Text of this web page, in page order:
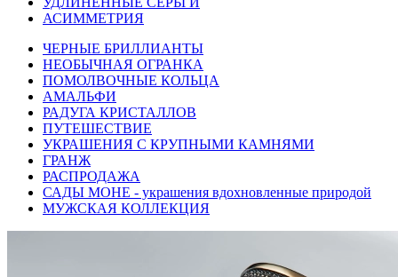
АСИММЕТРИЯ
ЧЕРНЫЕ БРИЛЛИАНТЫ
НЕОБЫЧНАЯ ОГРАНКА
ПОМОЛВОЧНЫЕ КОЛЬЦА
АМАЛЬФИ
РАДУГА КРИСТАЛЛОВ
ПУТЕШЕСТВИЕ
УКРАШЕНИЯ С КРУПНЫМИ КАМНЯМИ
ГРАНЖ
РАСПРОДАЖА
САДЫ МОНЕ - украшения вдохновленные природой
МУЖСКАЯ КОЛЛЕКЦИЯ